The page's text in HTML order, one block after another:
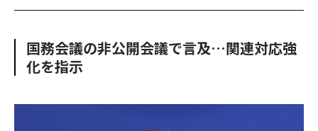
c
o
o
k
i
e
r
o
u
o
n
国務会議の非公開会議で言及…関連対応強
化を指示